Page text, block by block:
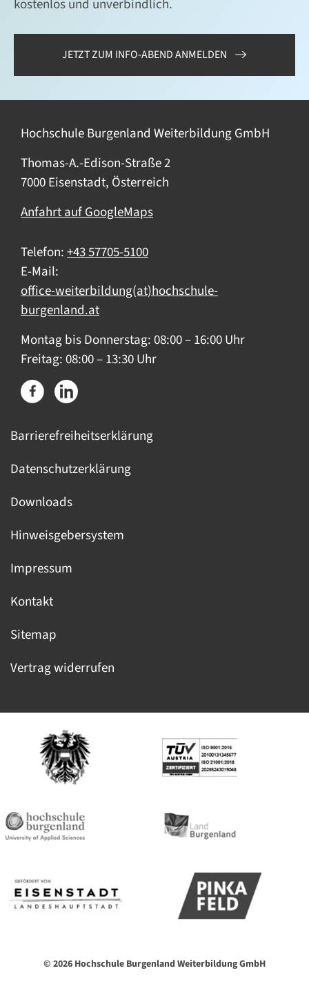
kostenlos und unverbindlich.
JETZT ZUM INFO-ABEND ANMELDEN
Hochschule Burgenland Weiterbildung GmbH
Thomas-A.-Edison-Straße 2
7000 Eisenstadt, Österreich
Anfahrt auf GoogleMaps
Telefon:+43 57705-5100
E-Mail:
office-weiterbildung(at)hochschule-
burgenland.at
Montag bis Donnerstag: 08:00 – 16:00 Uhr
Freitag: 08:00 – 13:30 Uhr
Barrierefreiheitserklärung
Datenschutzerklärung
Downloads
Hinweisgebersystem
Impressum
Kontakt
Sitemap
Vertrag widerrufen
© 2026 Hochschule Burgenland Weiterbildung GmbH